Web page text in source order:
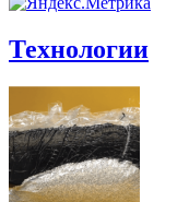
Технологии